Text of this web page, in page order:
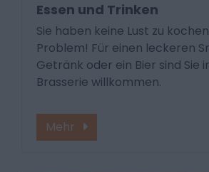
Essen und Trinken
Sie haben keine Lust zu
Problem! Für einen leckeren
Getränk oder ein Bier sind Sie
Brasserie willkommen.
Mehr